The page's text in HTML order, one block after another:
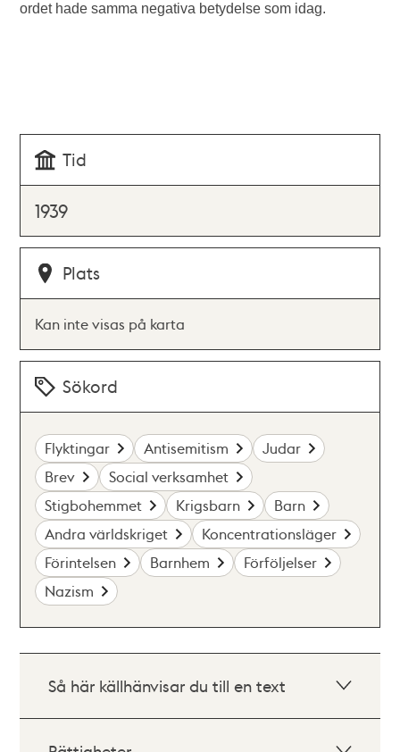
ordet hade samma negativa betydelse som idag.
Tid
1939
Plats
Kan inte visas på karta
Sökord
Flyktingar Antisemitism
Judar
Brev
Social verksamhet
Stigbohemmet
Krigsbarn
Barn
Andra världskriget
Koncentrationsläger
Förintelsen
Barnhem
Förföljelser
Nazism
Så här källhänvisar du till en text